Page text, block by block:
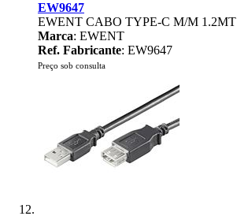
EW9647
EWENT CABO TYPE-C M/M 1.2MT
Marca: EWENT
Ref. Fabricante: EW9647
Preço sob consulta